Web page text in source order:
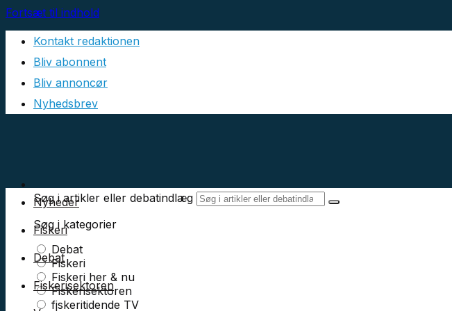
Fortsæt til indhold
Kontakt redaktionen
Bliv abonnent
Bliv annoncør
Nyhedsbrev
Søg i artikler eller debatindlæg
Søg i kategorier
Debat
Fiskeri
Fiskeri her & nu
Fiskerisektoren
fiskeritidende TV
Nyheder
Fiskeri
Debat
Fiskerisektoren